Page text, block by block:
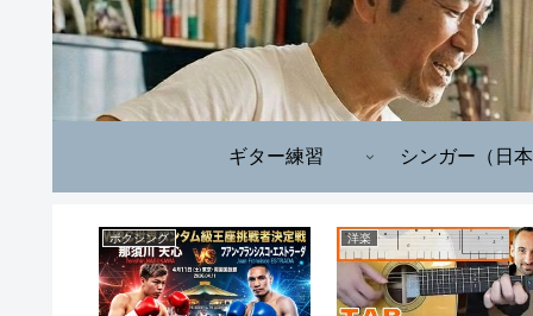
ギター練習 シンガー（日
ボクシング 洋楽